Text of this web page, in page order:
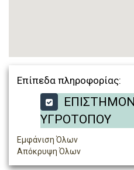
Επίπεδα πληροφορίας:
ΥΓΡΟΤΟΠΟΥ
Εμφάνιση Όλων
Απόκρυψη Όλων